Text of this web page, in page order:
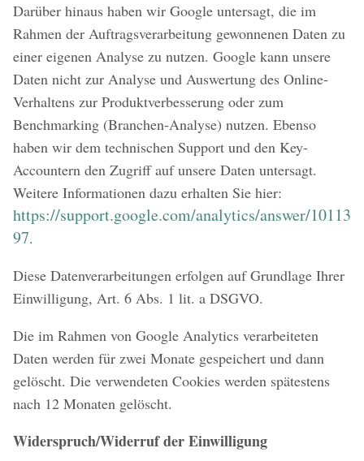
Darüber hinaus haben wir Google untersagt, die im
Rahmen der Auftragsverarbeitung gewonnenen Daten zu
einer eigenen Analyse zu nutzen. Google kann unsere
Daten nicht zur Analyse und Auswertung des Online-
Verhaltens zur Produktverbesserung oder zum
Benchmarking (Branchen-Analyse) nutzen. Ebenso
haben wir dem technischen Support und den Key-
Accountern den Zugriff auf unsere Daten untersagt.
Weitere Informationen dazu erhalten Sie hier:
https://support.google.com/analytics/answer/10113
97.
Diese Datenverarbeitungen erfolgen auf Grundlage Ihrer
Einwilligung, Art. 6 Abs. 1 lit. a DSGVO.
Die im Rahmen von Google Analytics verarbeiteten
Daten werden für zwei Monate gespeichert und dann
gelöscht. Die verwendeten Cookies werden spätestens
nach 12 Monaten gelöscht.
Widerspruch/Widerruf der Einwilligung